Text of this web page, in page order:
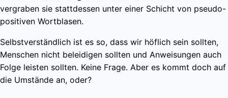
vergraben sie stattdessen unter einer Schicht von pseudo-
positiven Wortblasen.
Selbstverständlich ist es so, dass wir höflich sein sollten,
Menschen nicht beleidigen sollten und Anweisungen auch
Folge leisten sollten. Keine Frage. Aber es kommt doch auf
die Umstände an, oder?